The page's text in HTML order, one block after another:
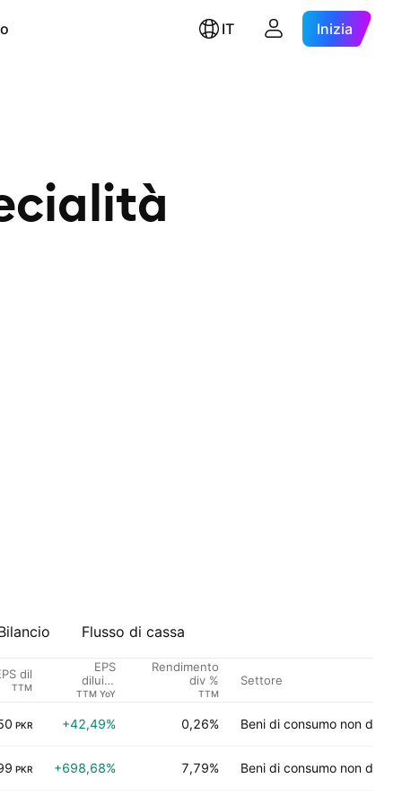
IT Inizia
Flusso di cassa
dil
TTM
EPS
diluito
crescita
TTM YoY
Rendimento
div %
TTM
Settore
PKR +42,49% 0,26% Beni di consumo non
PKR +698,68% 7,79% Beni di consumo non